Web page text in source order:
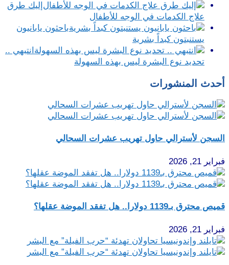
إليك طرق
علاج الكدمات في الوجه للأطفال
باحثون يابانيون
يستنبتون كبداً بشرية
انتبهي ..
تحديد نوع البشرة ليس بهذه السهولة
أحدث المنشورات
السجن لأسترالي حاول تهريب عشرات السحالي
فبراير 21, 2026
قميص محترق بـ1139 دولارا.. هل تفقد الموضة عقلها؟
فبراير 21, 2026